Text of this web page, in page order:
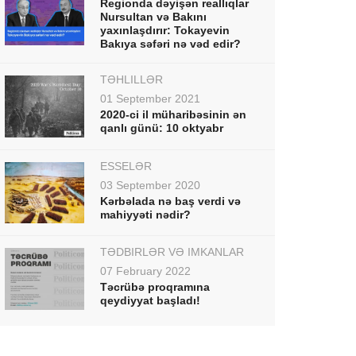
Regionda dəyişən reallıqlar
Nursultan və Bakını
yaxınlaşdırır: Tokayevin
Bakıya səfəri nə vəd edir?
TƏHLİLLƏR
01 September 2021
2020-ci il müharibəsinin ən
qanlı günü: 10 oktyabr
ESSELƏR
03 September 2020
Kərbəlada nə baş verdi və
mahiyyəti nədir?
TƏDBİRLƏR VƏ İMKANLAR
07 February 2022
Təcrübə proqramına
qeydiyyat başladı!